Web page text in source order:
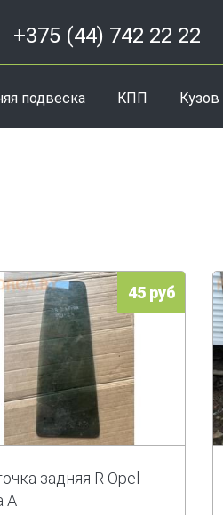
+375 (44) 742 22 22
подвеска КПП Кузов
45 руб
задняя R Opel
A